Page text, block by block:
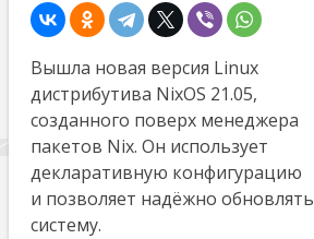
Вышла новая версия Linux
дистрибутива NixOS 21.05,
созданного поверх менеджера
пакетов Nix. Он использует
декларативную конфигурацию
и позволяет надёжно обновлять
систему.